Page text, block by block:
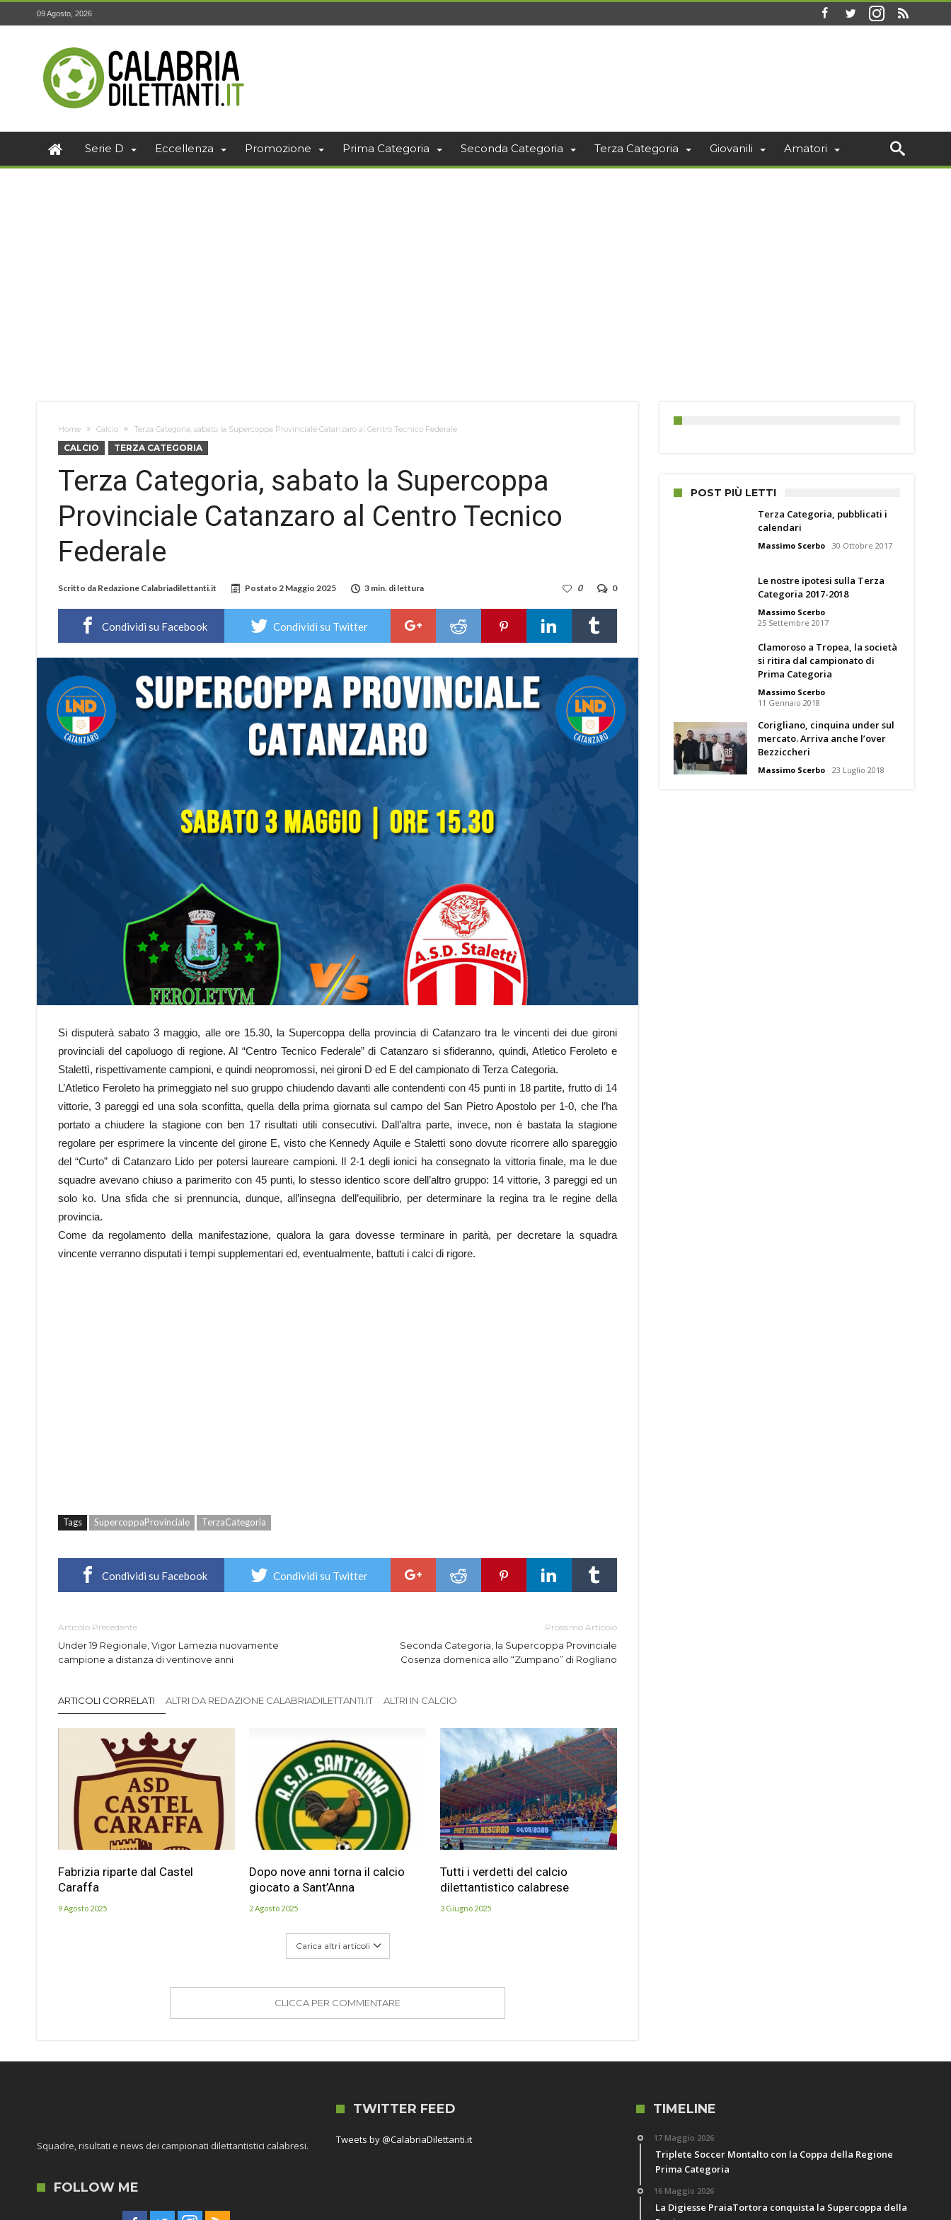
09 Agosto, 2026
Serie D Eccellenza Promozione Prima Categoria Seconda Categoria Terza Categoria Giovanili Amatori
Home Calcio Terza Categoria, sabato la Supercoppa Provinciale Catanzaro al Centro Tecnico Federale
CALCIO TERZA CATEGORIA
Terza Categoria, sabato la Supercoppa
Provinciale Catanzaro al Centro Tecnico
Federale
Scritto da Redazione Calabriadilettanti.it Postato 2 Maggio 2025 3 min. di lettura 0
0
Condividi su Facebook Condividi su Twitter
Si disputerà sabato 3 maggio, alle ore 15.30, la Supercoppa della provincia di Catanzaro tra le vincenti dei due gironi
provinciali del capoluogo di regione. Al “Centro Tecnico Federale” di Catanzaro si sfideranno, quindi, Atletico Feroleto e
Stalettì, rispettivamente campioni, e quindi neopromossi, nei gironi D ed E del campionato di Terza Categoria.
L’Atletico Feroleto ha primeggiato nel suo gruppo chiudendo davanti alle contendenti con 45 punti in 18 partite, frutto di 14
vittorie, 3 pareggi ed una sola sconfitta, quella della prima giornata sul campo del San Pietro Apostolo per 1-0, che l’ha
portato a chiudere la stagione con ben 17 risultati utili consecutivi. Dall’altra parte, invece, non è bastata la stagione
regolare per esprimere la vincente del girone E, visto che Kennedy Aquile e Stalettì sono dovute ricorrere allo spareggio
del “Curto” di Catanzaro Lido per potersi laureare campioni. Il 2-1 degli ionici ha consegnato la vittoria finale, ma le due
squadre avevano chiuso a parimerito con 45 punti, lo stesso identico score dell’altro gruppo: 14 vittorie, 3 pareggi ed un
solo ko. Una sfida che si prennuncia, dunque, all’insegna dell’equilibrio, per determinare la regina tra le regine della
provincia.
Come da regolamento della manifestazione, qualora la gara dovesse terminare in parità, per decretare la squadra
vincente verranno disputati i tempi supplementari ed, eventualmente, battuti i calci di rigore.
Tags SupercoppaProvinciale TerzaCategoria
Condividi su Facebook Condividi su Twitter
Articolo Precedente
Under 19 Regionale, Vigor Lamezia nuovamente
campione a distanza di ventinove anni
Prossimo Articolo
Seconda Categoria, la Supercoppa Provinciale
Cosenza domenica allo “Zumpano” di Rogliano
ARTICOLI CORRELATI ALTRI DA REDAZIONE CALABRIADILETTANTI.IT ALTRI IN CALCIO
Fabrizia riparte dal Castel
Caraffa
9 Agosto 2025
Dopo nove anni torna il calcio
giocato a Sant’Anna
2 Agosto 2025
Tutti i verdetti del calcio
dilettantistico calabrese
3 Giugno 2025
Carica altri articoli
CLICCA PER COMMENTARE
POST PIÙ LETTI
Terza Categoria, pubblicati i
calendari
Massimo Scerbo 30 Ottobre 2017
Le nostre ipotesi sulla Terza
Categoria 2017-2018
Massimo Scerbo
25 Settembre 2017
Clamoroso a Tropea, la società
si ritira dal campionato di
Prima Categoria
Massimo Scerbo
11 Gennaio 2018
Corigliano, cinquina under sul
mercato. Arriva anche l’over
Bezziccheri
Massimo Scerbo 23 Luglio 2018
Squadre, risultati e news dei campionati dilettantistici calabresi.
FOLLOW ME
TWITTER FEED
Tweets by @CalabriaDilettanti.it
TIMELINE
17 Maggio 2026
Triplete Soccer Montalto con la Coppa della Regione
Prima Categoria
16 Maggio 2026
La Digiesse PraiaTortora conquista la Supercoppa della